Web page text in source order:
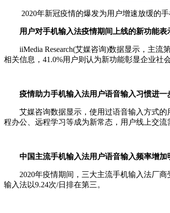
2020年新冠疫情的爆发为用户增速放缓的手
用户对手机输入法疫情期间上线的新功能表
iiMedia Research(艾媒咨询)数据显示，主流
相关信息，41.0%用户则认为新功能彰显企业社会
疫情助力手机输入法用户语音输入习惯进一
艾媒咨询数据显示，使用过语音输入方式的
程办公、远程学习等成为新常态，用户线上交
中国主流手机输入法用户语音输入频率增加
2020年疫情期间，三大主流手机输入法厂商
输入法以9.24次/日排在第三。